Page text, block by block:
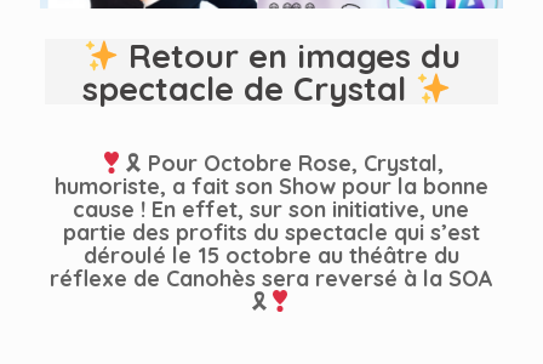
Retour en images du
spectacle de Crystal
🎗 Pour Octobre Rose, Crystal,
humoriste, a fait son Show pour la bonne
cause ! En effet, sur son initiative, une
partie des profits du spectacle qui s’est
déroulé le 15 octobre au théâtre du
réflexe de Canohès sera reversé à la SOA
🎗